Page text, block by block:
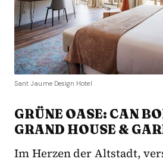
Sant Jaume Design Hotel
GRÜNE OASE: CAN
GRAND HOUSE &
Im Herzen der Altstadt,